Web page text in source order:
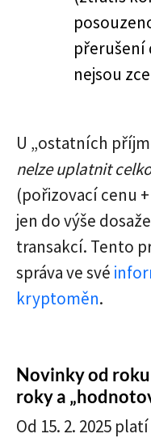
přerušení
nejsou
U „ostatních
nelze uplatnit
(pořizovací cenu
jen do výše
transakcí. Tento
správa ve své
kryptoměn.
Novinky od
roky a
Od 15. 2. 2025